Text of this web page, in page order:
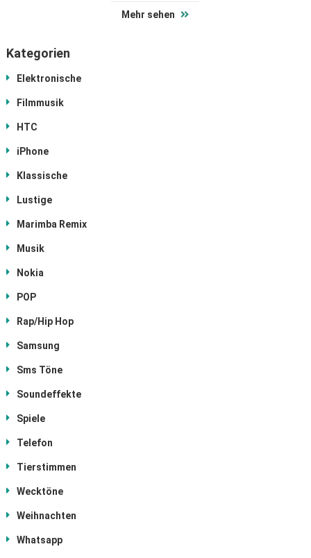
Mehr sehen
Kategorien
Elektronische
Filmmusik
HTC
iPhone
Klassische
Lustige
Marimba Remix
Musik
Nokia
POP
Rap/Hip Hop
Samsung
Sms Töne
Soundeffekte
Spiele
Telefon
Tierstimmen
Wecktöne
Weihnachten
Whatsapp